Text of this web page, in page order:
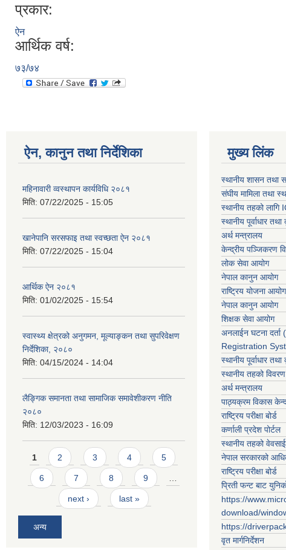
प्रकार:
ऐन
आर्थिक वर्ष:
७३/७४
ऐन, कानुन तथा निर्देशिका
महिनावारी व्वस्थापन कार्यविधि २०८१
मिति: 07/22/2025 - 15:05
खानेपानि सरसफाइ तथा स्वच्छता ऐन २०८१
मिति: 07/22/2025 - 15:04
आर्थिक ऐन २०८१
मिति: 01/02/2025 - 15:54
स्वास्थ्य क्षेत्रको अनुगमन, मूल्याङ्कन तथा सुपरिवेक्षण
निर्देशिका, २०८०
मिति: 04/15/2024 - 14:04
लैङ्गिक समानता तथा सामाजिक समावेशीकरण नीति
२०८०
मिति: 12/03/2023 - 16:09
Pages
1 2 3 4 5
6 7 8 9 …
next › last »
अन्य
मुख्य लिंक
स्थानीय शासन तथा
संघीय मामिला तथा
स्थानीय तहको लागि
स्थानीय पूर्वाधार
अर्थ मन्त्रालय
केन्द्रीय पञ्जिकरण
लोक सेवा आयोग
नेपाल कानुन आयोग
राष्ट्रिय योजना आयोग
नेपाल कानुन आयोग
शिक्षक सेवा आयोग
अनलाईन घटना
Registration
स्थानीय पूर्वाधार
स्थानीय तहको
अर्थ मन्त्रालय
पाठ्यक्रम विकास
राष्ट्रिय परीक्षा बोर्ड
कर्णाली प्रदेश पोर्टल
स्थानीय तहको
नेपाल सरकारको
राष्ट्रिय परीक्षा बोर्ड
प्रिती फन्ट बाट
https://
download/
https://
वृत मार्गनिर्देशन